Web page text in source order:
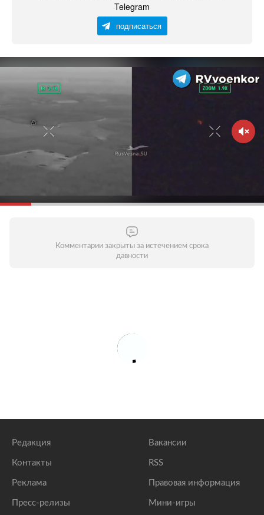
Telegram
подписаться
Комментарии закрыты за истечением срока
давности
Редакция
Контакты
Реклама
Пресс-релизы
Вакансии
RSS
Правовая информация
Мини-игры